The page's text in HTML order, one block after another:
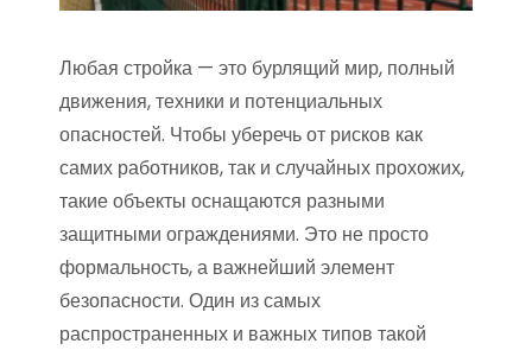
Любая стройка — это бурлящий мир, полный
движения, техники и потенциальных
опасностей. Чтобы уберечь от рисков как
самих работников, так и случайных прохожих,
такие объекты оснащаются разными
защитными ограждениями. Это не просто
формальность, а важнейший элемент
безопасности. Один из самых
распространенных и важных типов такой